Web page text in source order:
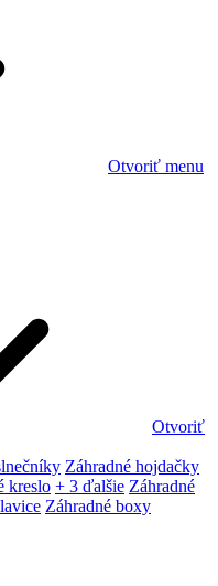
Otvoriť menu
Otvoriť
Záhradné hojdačky
kreslo + 3 ďalšie Záhradné
Záhradné boxy